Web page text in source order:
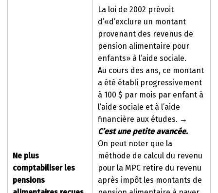
Ne plus
comptabiliser les
pensions
La loi de 2002 prévoit
d’«d’exclure un montant
provenant des revenus de
pension alimentaire pour
enfants» à l’aide sociale.
Au cours des ans, ce montant
a été établi progressivement
à 100 $ par mois par enfant à
l’aide sociale et à l’aide
financière aux études. →
C’est une petite avancée.
On peut noter que la
méthode de calcul du revenu
pour la MPC retire du revenu
après impôt les montants de